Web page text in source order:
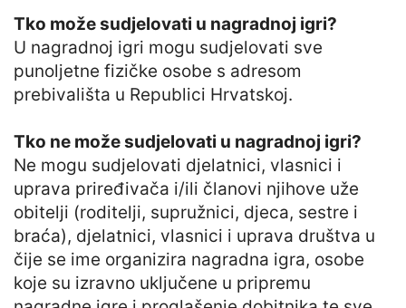
Tko može sudjelovati u nagradnoj igri?
U nagradnoj igri mogu sudjelovati sve
punoljetne fizičke osobe s adresom
prebivališta u Republici Hrvatskoj.
Tko ne može sudjelovati u nagradnoj igri?
Ne mogu sudjelovati djelatnici, vlasnici i
uprava priređivača i/ili članovi njihove uže
obitelji (roditelji, supružnici, djeca, sestre i
braća), djelatnici, vlasnici i uprava društva u
čije se ime organizira nagradna igra, osobe
koje su izravno uključene u pripremu